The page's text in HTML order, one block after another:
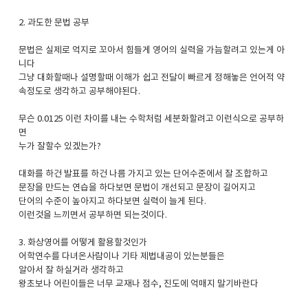
2. 과도한 문법 공부
문법은 실제로 억지로 꼬아서 힘들게 영어의 실력을 가늠할려고 있는게 아
니다
그냥 대화할때나 설명할때 이해가 쉽고 전달이 빠르게 정해놓은 언어적 약
속정도로 생각하고 공부해야된다.
무슨 0.0125 이런 차이를 내는 수학처럼 세분화할려고 이런식으로 공부하
면
누가 잘할수 있겠는가?
대화를 하건 발표를 하건 나름 가지고 있는 단어수준에서 잘 조합하고
문장을 만드는 연습을 하다보면 문법이 개선되고 문장이 길어지고
단어의 수준이 높아지고 하다보면 실력이 늘게 된다.
이런것을 느끼면서 공부하면 되는것이다.
3. 화상영어를 어떻게 활용할것인가
어학연수를 다녀온사람이나 기타 제법내공이 있는분들은
알아서 잘 하실거라 생각하고
왕초보나 어린이들은 너무 교재나 점수, 진도에 억매지 말기바란다